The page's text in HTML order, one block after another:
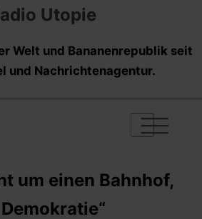
Utopie
Welt und Bananenrepublik seit
und Nachrichtenagentur.
|
|
|
um einen Bahnhof,